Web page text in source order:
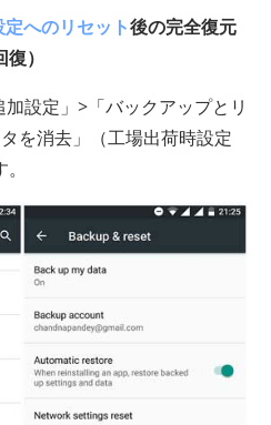
へのリセット後の完全復元
）
設定」>「バックアップとリ
を消去」（工場出荷時設定